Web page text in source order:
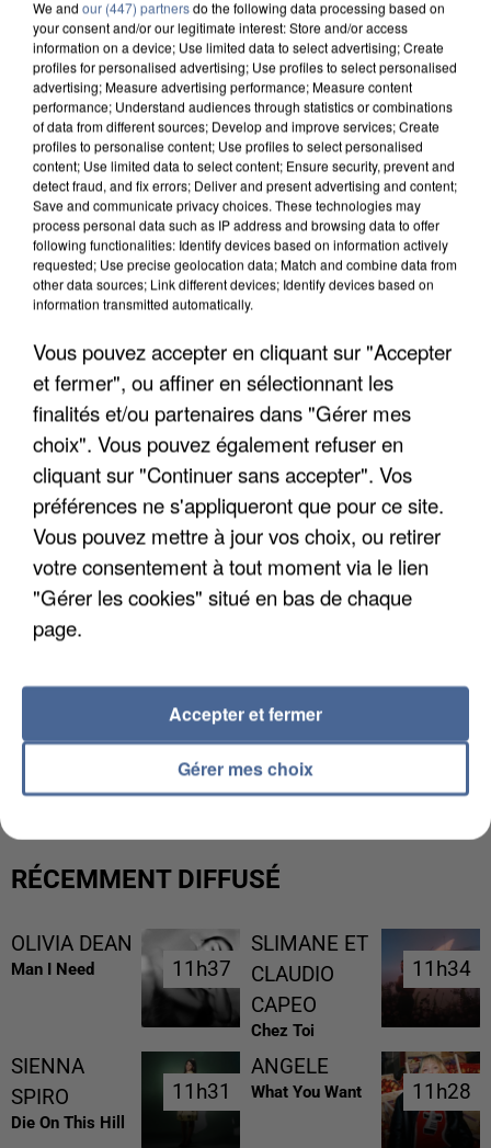
L’UN DES FONDATEURS SUPPOSÉS DE LA DZ
MAFIA INTERPELLÉ EN ALGÉRIE
UN SECOND CADRE DE LA DZ MAFIA
INTERPELLÉ EN ALGÉRIE
RÉCEMMENT DIFFUSÉ
OLIVIA DEAN
Man I Need 11h37
11h37
SLIMANE ET
CLAUDIO
CAPEO
Chez Toi
11h34
11h34
SIENNA
SPIRO
Die On This Hill
11h31
11h31
ANGELE
What You Want 11h28
11h28
We and our (447) partnersdo the following data processing based on
your consent and/or our legitimate interest: Store and/or access
information on a device; Use limited data to select advertising; Create
profiles for personalised advertising; Use profiles to select personalised
advertising; Measure advertising performance; Measure content
performance; Understand audiences through statistics or combinations
of data from different sources; Develop and improve services; Create
profiles to personalise content; Use profiles to select personalised
content; Use limited data to select content; Ensure security, prevent and
detect fraud, and fix errors; Deliver and present advertising and content;
Save and communicate privacy choices. These technologies may
process personal data such as IP address and browsing data to offer
following functionalities: Identify devices based on information actively
requested; Use precise geolocation data; Match and combine data from
other data sources; Link different devices; Identify devices based on
information transmitted automatically.
Vous pouvez accepter en cliquant sur "Accepter
et fermer", ou affiner en sélectionnant les
finalités et/ou partenaires dans "Gérer mes
choix". Vous pouvez également refuser en
cliquant sur "Continuer sans accepter". Vos
préférences ne s'appliqueront que pour ce site.
Vous pouvez mettre à jour vos choix, ou retirer
votre consentement à tout moment via le lien
"Gérer les cookies" situé en bas de chaque
page.
Gérer mes choix
Accepter et fermer